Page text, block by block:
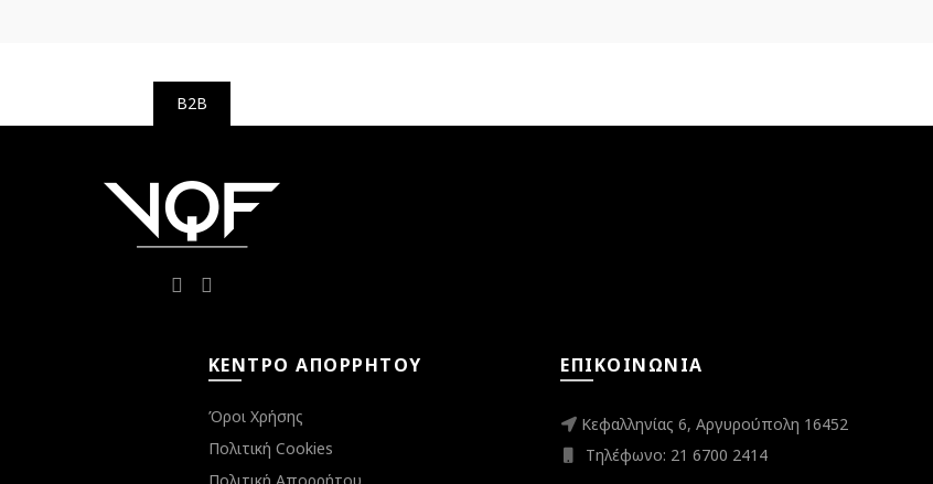
B2B
ΚΈΝΤΡΟ ΑΠΟΡΡΉΤΟΥ
Όροι Χρήσης
Πολιτική Cookies
ΕΠΙΚΟΙΝΩΝΊΑ
Κεφαλληνίας 6, Αργυρούπολη 16452
Τηλέφωνο: 21 6700 2414